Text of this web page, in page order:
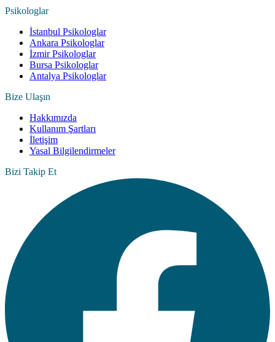
Psikologlar
İstanbul Psikologlar
Ankara Psikologlar
İzmir Psikologlar
Bursa Psikologlar
Antalya Psikologlar
Bize Ulaşın
Hakkımızda
Kullanım Şartları
İletişim
Yasal Bilgilendirmeler
Bizi Takip Et